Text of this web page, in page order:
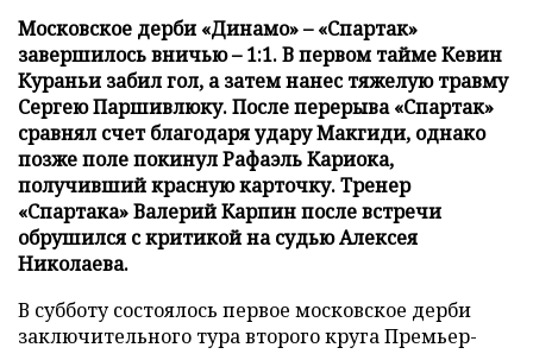
Московское дерби «Динамо» – «Спартак»
завершилось вничью – 1:1. В первом тайме Кевин
Кураньи забил гол, а затем нанес тяжелую травму
Сергею Паршивлюку. После перерыва «Спартак»
сравнял счет благодаря удару Макгиди, однако
позже поле покинул Рафаэль Кариока,
получивший красную карточку. Тренер
«Спартака» Валерий Карпин после встречи
обрушился с критикой на судью Алексея
Николаева.
В субботу состоялось первое московское дерби
заключительного тура второго круга Премьер-